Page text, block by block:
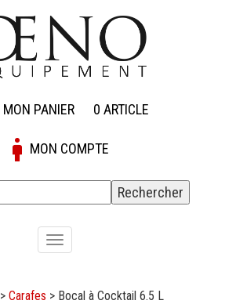
MON PANIER 0 ARTICLE
MON COMPTE
Toggle
navigation
> Carafes > Bocal à Cocktail 6.5 L